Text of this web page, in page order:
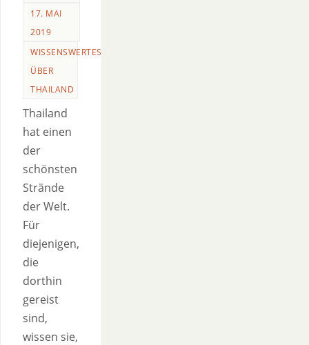
17. MAI
2019
WISSENSWERTES
ÜBER
THAILAND
Thailand
hat einen
der
schönsten
Strände
der Welt.
Für
diejenigen,
die
dorthin
gereist
sind,
wissen sie,